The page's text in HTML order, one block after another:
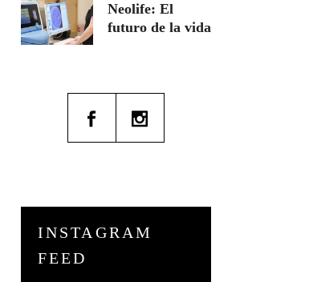
Neolife: El
futuro de la vida
INSTAGRAM
FEED